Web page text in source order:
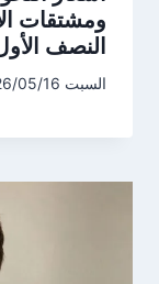
ومشتقات
النصف الأول
السبت 2026/05/16